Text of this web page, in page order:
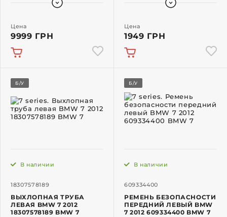
Цена
9999 ГРН
Цена
1949 ГРН
Б/У
18307578189
В наличии
ВЫХЛОПНАЯ ТРУБА
ЛЕВАЯ BMW 7 2012
18307578189 BMW 7
Б/У
609334400
В наличии
РЕМЕНЬ БЕЗОПАСНОСТИ
ПЕРЕДНИЙ ЛЕВЫЙ BMW
7 2012 609334400 BMW 7